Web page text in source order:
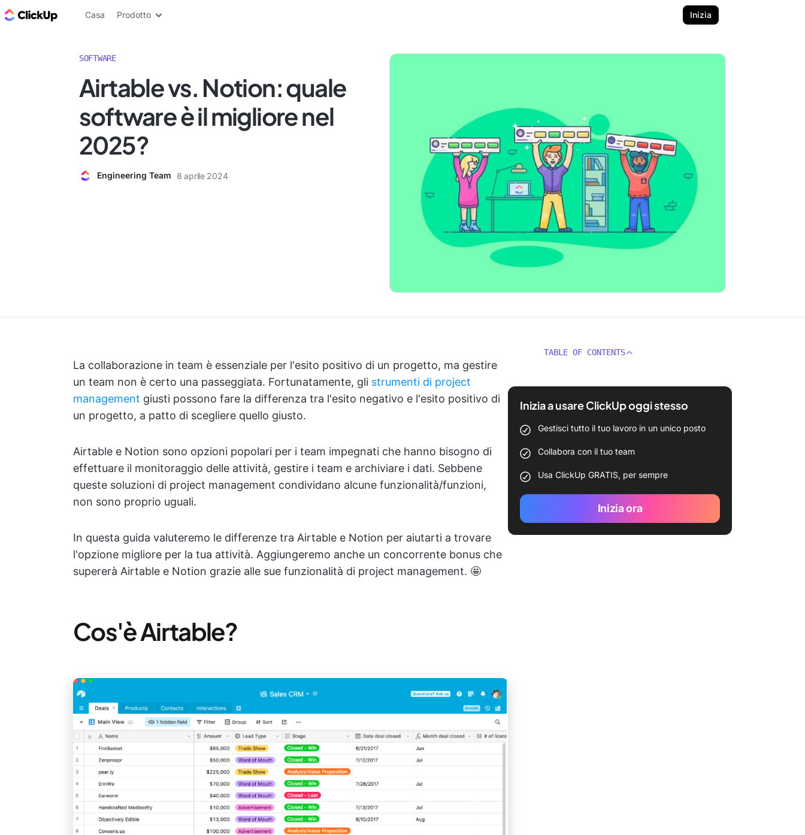
Blog di ClickUp
Casa Prodotto Inizia
SOFTWARE
Airtable vs. Notion: quale
software è il migliore nel
2025?
Engineering Team 8 aprile 2024
La collaborazione in team è essenziale per l'esito positivo di un progetto, ma gestire
un team non è certo una passeggiata. Fortunatamente, gli strumenti di project
management giusti possono fare la differenza tra l'esito negativo e l'esito positivo di
un progetto, a patto di scegliere quello giusto.
Airtable e Notion sono opzioni popolari per i team impegnati che hanno bisogno di
effettuare il monitoraggio delle attività, gestire i team e archiviare i dati. Sebbene
queste soluzioni di project management condividano alcune funzionalità/funzioni,
non sono proprio uguali.
In questa guida valuteremo le differenze tra Airtable e Notion per aiutarti a trovare
l'opzione migliore per la tua attività. Aggiungeremo anche un concorrente bonus che
supererà Airtable e Notion grazie alle sue funzionalità di project management. 🤩
Cos'è Airtable?
TABLE OF CONTENTS
Inizia a usare ClickUp oggi stesso
Gestisci tutto il tuo lavoro in un unico posto
Collabora con il tuo team
Usa ClickUp GRATIS, per sempre
Inizia ora